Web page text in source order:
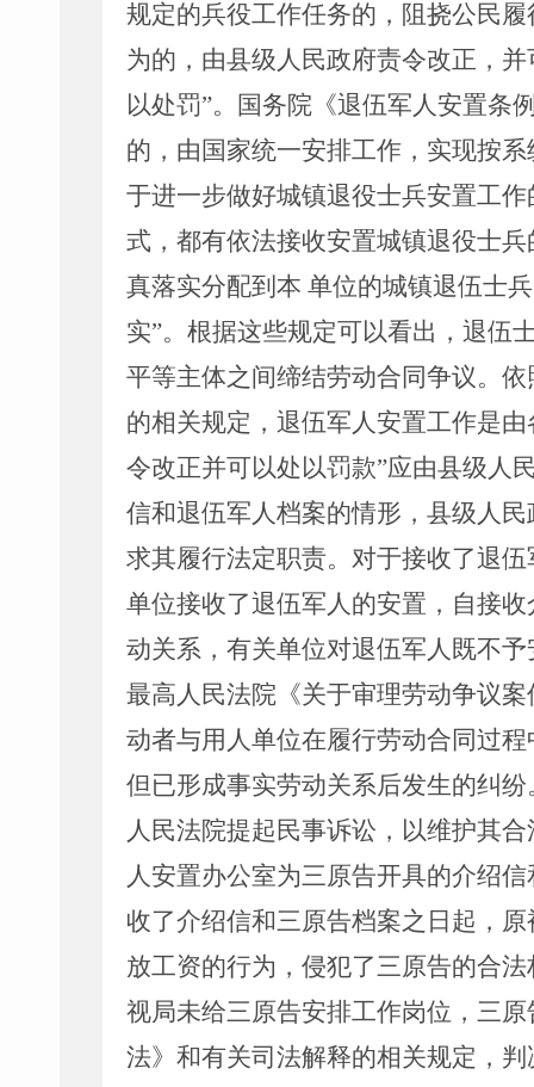
规定的兵役工作任务的，阻挠公民
为的，由县级人民政府责令改正，
以处罚”。国务院《退伍军人安置条
的，由国家统一安排工作，实现按
于进一步做好城镇退役士兵安置工
式，都有依法接收安置城镇退役士
真落实分配到本 单位的城镇退伍士
实”。根据这些规定可以看出，退伍
平等主体之间缔结劳动合同争议。
的相关规定，退伍军人安置工作是
令改正并可以处以罚款”应由县级人
信和退伍军人档案的情形，县级人
求其履行法定职责。对于接收了退
单位接收了退伍军人的安置，自接
动关系，有关单位对退伍军人既不
最高人民法院《关于审理劳动争议
动者与用人单位在履行劳动合同过
但已形成事实劳动关系后发生的纠
人民法院提起民事诉讼，以维护其
人安置办公室为三原告开具的介绍
收了介绍信和三原告档案之日起，
放工资的行为，侵犯了三原告的合
视局未给三原告安排工作岗位，三
法》和有关司法解释的相关规定，